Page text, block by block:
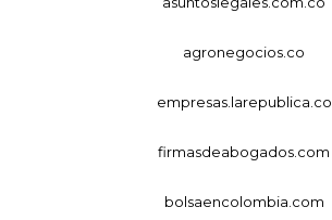
agronegocios.co
empresas.larepublica.co
firmasdeabogados.com
bolsaencolombia.com